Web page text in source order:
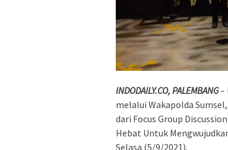
INDODAILY.CO, PALEMBANG–
melalui Wakapolda
dari Focus Group
Hebat Untuk
Selasa (5/9/2021).